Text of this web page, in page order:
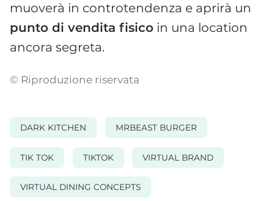
muoverà in controtendenza e aprirà un
punto di vendita fisico in una location
ancora segreta.
© Riproduzione riservata
DARK KITCHEN MRBEAST BURGER
TIK TOK TIKTOK VIRTUAL BRAND
VIRTUAL DINING CONCEPTS